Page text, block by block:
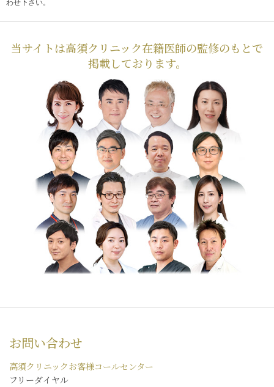
わせ下さい。
当サイトは高須クリニック在籍医師の監修のもとで
掲載しております。
お問い合わせ
高須クリニックお客様コールセンター
フリーダイヤル